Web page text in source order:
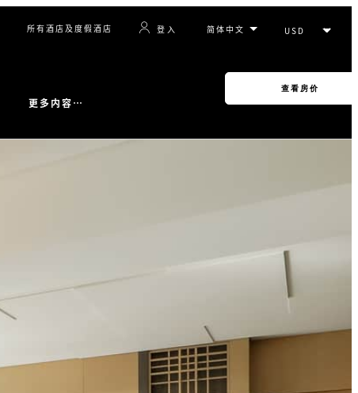
所有酒店及度假酒店 登入
更多内容…
查看房价